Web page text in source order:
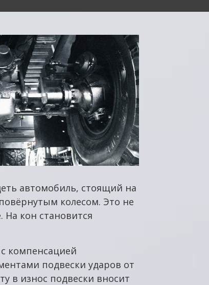
автомобиль, стоящий на
колесом. Это не
На кон становится
компенсацией
подвески ударов от
в износ подвески вносит